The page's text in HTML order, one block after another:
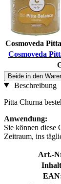
Cosmoveda
Cosmoveda
Beide in den
Beschreibung
Pitta Churna
Anwendung:
Sie können diese
Zeitraum, ins
Art.-